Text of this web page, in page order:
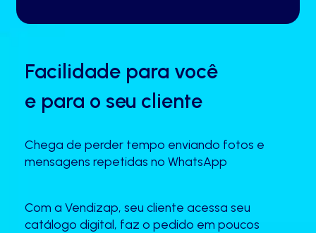
Facilidade para você
e para o seu cliente
Chega de perder tempo enviando fotos e
mensagens repetidas no WhatsApp
Com a Vendizap, seu cliente acessa seu
catálogo digital, faz o pedido em poucos